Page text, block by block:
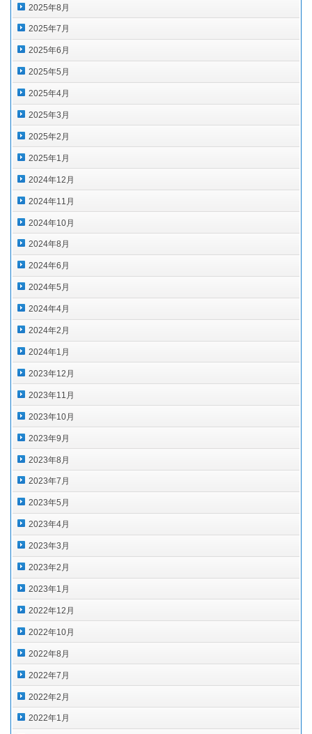
2025年8月
2025年7月
2025年6月
2025年5月
2025年4月
2025年3月
2025年2月
2025年1月
2024年12月
2024年11月
2024年10月
2024年8月
2024年6月
2024年5月
2024年4月
2024年2月
2024年1月
2023年12月
2023年11月
2023年10月
2023年9月
2023年8月
2023年7月
2023年5月
2023年4月
2023年3月
2023年2月
2023年1月
2022年12月
2022年10月
2022年8月
2022年7月
2022年2月
2022年1月